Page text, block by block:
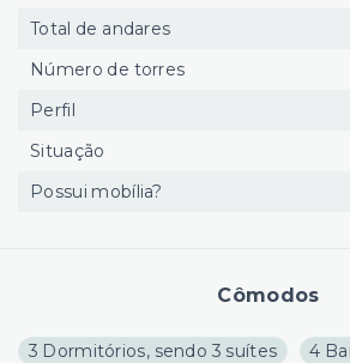
Cômodos
3 Dormitórios, sendo 3 suítes
4
Total de andares
Número de torres
Perfil
Situação
Possui mobília?